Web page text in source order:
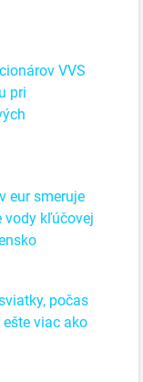
VVS
pri
eur smeruje
vody kľúčovej
počas
viac ako